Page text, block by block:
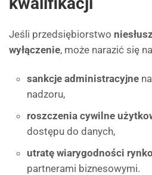
Jeśli przedsiębiorstwo
wyłączenie, może narazić się
sankcje administracyjne
nadzoru,
roszczenia cywilne
dostępu do danych,
utratę wiarygodności
partnerami biznesowymi.